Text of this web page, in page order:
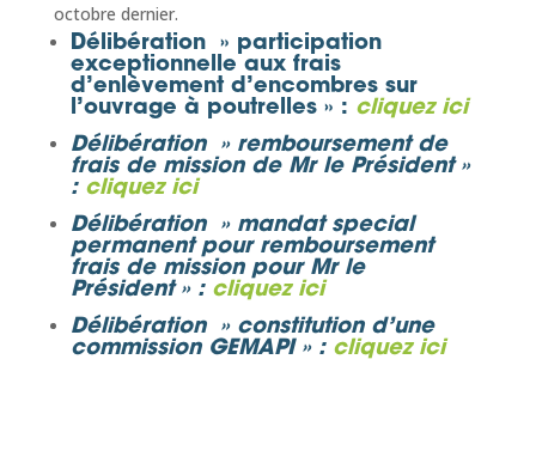
octobre dernier.
Délibération » participation
exceptionnelle aux frais
d’enlèvement d’encombres sur
l’ouvrage à poutrelles » : cliquez ici
Délibération » remboursement de
frais de mission de Mr le Président »
: cliquez ici
Délibération » mandat special
permanent pour remboursement
frais de mission pour Mr le
Président » : cliquez ici
Délibération » constitution d’une
commission GEMAPI » : cliquez ici